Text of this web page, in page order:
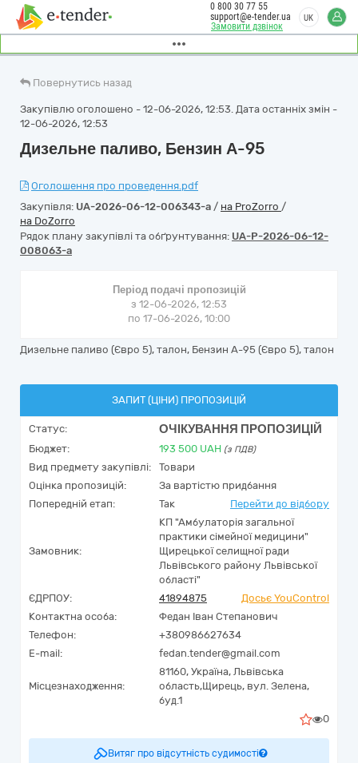
Замовити дзвінок
0 800 30 77 55
support@e-tender.ua
UK
Повернутись назад
Закупівлю оголошено - 12-06-2026, 12:53. Дата останніх змін -
12-06-2026, 12:53
Дизельне паливо, Бензин А-95
Оголошення про проведення.pdf
Закупівля: UA-2026-06-12-006343-a / на ProZorro /
на DoZorro
Рядок плану закупівлі та обґрунтування: UA-P-2026-06-12-
008063-a
Період подачі пропозицій
з 12-06-2026, 12:53
по 17-06-2026, 10:00
Дизельне паливо (Євро 5), талон, Бензин А-95 (Євро 5), талон
ЗАПИТ (ЦІНИ) ПРОПОЗИЦІЙ
Статус: ОЧІКУВАННЯ ПРОПОЗИЦІЙ
Бюджет: 193 500 UAH (з ПДВ)
Вид предмету закупівлі:
Товари
Оцінка пропозицій:
За вартістю придбання
Попередній етап:
Так Перейти до відбору
Замовник:
КП "Амбулаторія загальної
практики сімейної медицини"
Щирецької селищної ради
Львівського району Львівської
області"
ЄДРПОУ:
41894875
Досьє YouControl
Контактна особа:
Федан Іван Степанович
Телефон:
+380986627634
E-mail:
fedan.tender@gmail.com
Місцезнаходження:
81160, Україна, Львівська
область,Щирець, вул. Зелена,
буд.1
0
Витяг про відсутність судимості